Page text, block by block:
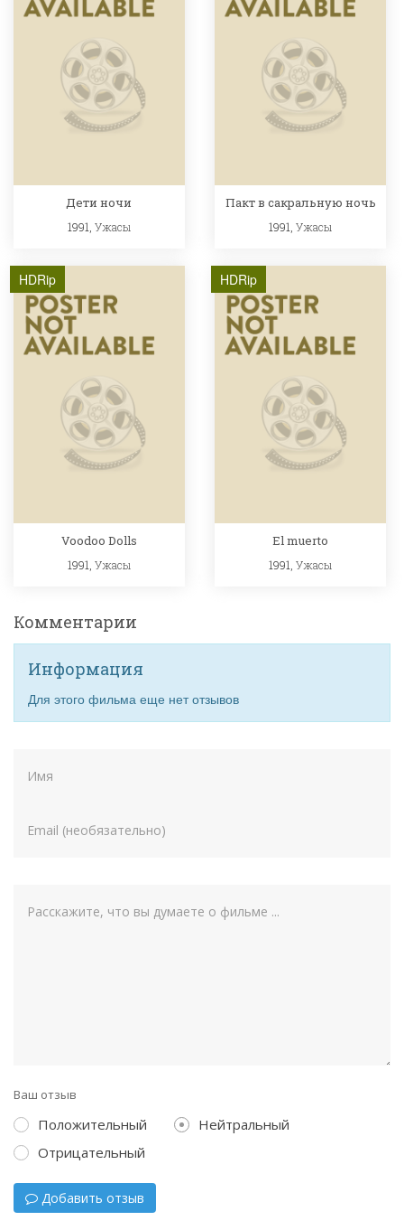
Дети ночи
1991, Ужасы
Пакт в сакральную ночь
1991,Ужасы
HDRip
Voodoo Dolls
1991, Ужасы
HDRip
El muerto
1991,Ужасы
Комментарии
Информация
Для этого фильма еще нет отзывов
Ваш отзыв
Положительный
Нейтральный
Отрицательный
Добавить отзыв